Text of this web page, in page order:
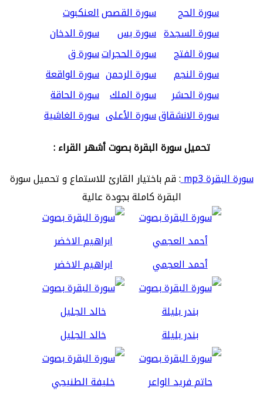
سورة الحج
سورة القصصالعنكبوت
سورة السجدة سورة يس
سورة الدخان
سورة الفتح
سورة الحجراتسورة ق
سورة النجم
سورة الرحمن سورة الواقعة
سورة الحشر
سورة الملك سورة الحاقة
سورة الانشقاقسورة الأعلى سورة الغاشية
تحميل سورة البقرة بصوت أشهر القراء :
سورة البقرة mp3
: قم باختيار القارئ للاستماع و تحميل سورة
البقرة كاملة بجودة عالية
أحمد العجمي ابراهيم الاخضر
بندر بليلة خالد الجليل